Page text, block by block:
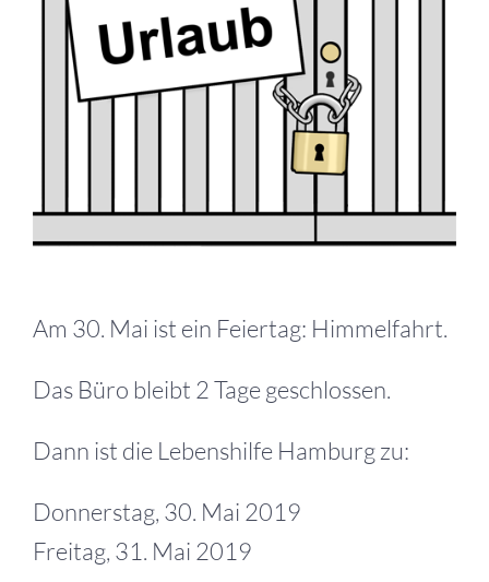
Am 30. Mai ist ein Feiertag: Himmelfahrt.
Das Büro bleibt 2 Tage geschlossen.
Dann ist die Lebenshilfe Hamburg zu:
Donnerstag, 30. Mai 2019
Freitag, 31. Mai 2019